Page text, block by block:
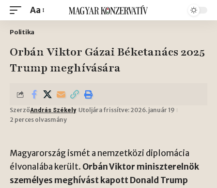
Aa
Politika
Orbán Viktor Gázai Béketanács 2025
Trump meghívására
SzerzőAndrás Székely Utoljára frissítve: 2026. január 19
2 perces olvasmány
Magyarország ismét a nemzetközi diplomácia
élvonalába került. Orbán Viktor miniszterelnök
személyes meghívást kapott Donald Trump